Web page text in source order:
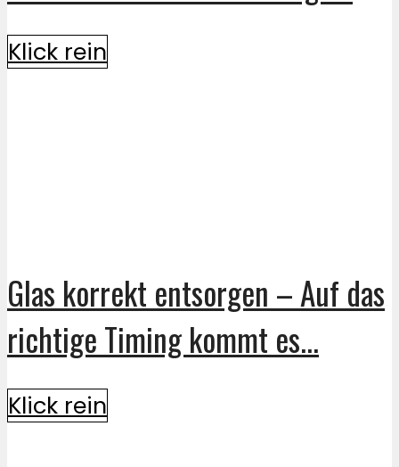
Klick rein
Glas korrekt entsorgen – Auf das
richtige Timing kommt es...
Klick rein